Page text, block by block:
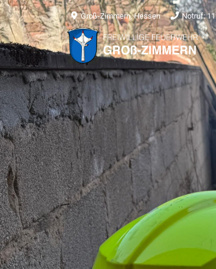
Groß-Zimmern, Hessen Notruf: